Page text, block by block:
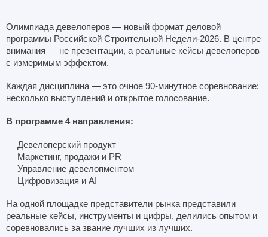
Олимпиада девелоперов — новый формат деловой
программы Российской Строительной Недели-2026. В центре
внимания — не презентации, а реальные кейсы девелоперов
с измеримым эффектом.
Каждая дисциплина — это очное 90-минутное соревнование:
несколько выступлений и открытое голосование.
В программе 4 направления:
— Девелоперский продукт
— Маркетинг, продажи и PR
— Управление девелопментом
— Цифровизация и AI
На одной площадке представители рынка представили
реальные кейсы, инструменты и цифры, делились опытом и
соревновались за звание лучших из лучших.